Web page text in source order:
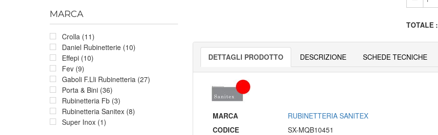
MARCA
Crolla (11)
Daniel Rubinetterie (10)
Effepi (10)
Fev (9)
Gaboli F.Lli Rubinetteria (27)
Porta & Bini (36)
Rubinetteria Fb (3)
Rubinetteria Sanitex (8)
Super Inox (1)
TOTALE :
DETTAGLI PRODOTTO DESCRIZIONE SCHEDE TECNICHE
MARCA
RUBINETTERIA SANITEX
CODICE
SX-MQB10451